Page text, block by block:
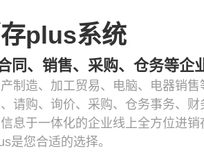
plus系统
同、销售、采购、仓务等企
制造、加工贸易、电脑、电器销
请购、询价、采购、仓务事务、
息于一体化的企业线上全方位进
是您合适的选择。